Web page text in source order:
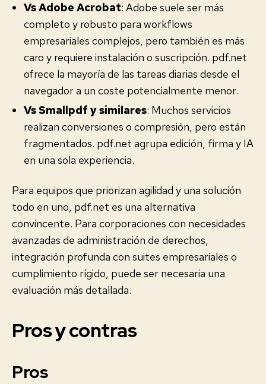
Vs Adobe Acrobat: Adobe suele ser más
completo y robusto para workflows
empresariales complejos, pero también es más
caro y requiere instalación o suscripción. pdf.net
ofrece la mayoría de las tareas diarias desde el
navegador a un coste potencialmente menor.
Vs Smallpdf y similares: Muchos servicios
realizan conversiones o compresión, pero están
fragmentados. pdf.net agrupa edición, firma y IA
en una sola experiencia.
Para equipos que priorizan agilidad y una solución
todo en uno, pdf.net es una alternativa
convincente. Para corporaciones con necesidades
avanzadas de administración de derechos,
integración profunda con suites empresariales o
cumplimiento rígido, puede ser necesaria una
evaluación más detallada.
Pros y contras
Pros